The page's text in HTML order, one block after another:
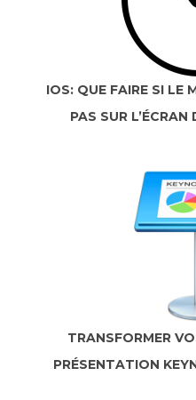
IOS: QUE FAIRE SI LE
PAS SUR
TRANSFORMER
PRÉSENTATION